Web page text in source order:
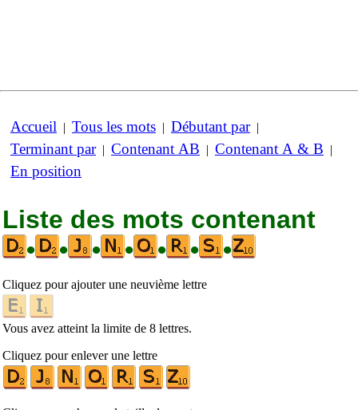
Accueil | Tous les mots | Débutant par|
Terminant par| Contenant AB | Contenant A & B |
En position
Liste des mots contenant
•
• • • • • •
Cliquez pour ajouter une neuvième lettre
Vous avez atteint la limite de 8 lettres.
Cliquez pour enlever une lettre